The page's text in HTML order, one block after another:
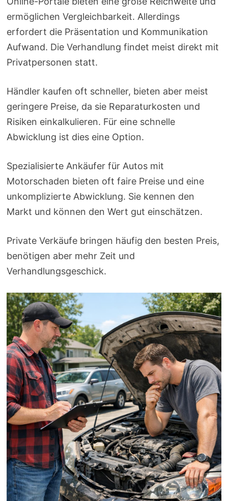
ermöglichen Vergleichbarkeit. Allerdings
erfordert die Präsentation und Kommunikation
Aufwand. Die Verhandlung findet meist direkt mit
Privatpersonen statt.
Händler kaufen oft schneller, bieten aber meist
geringere Preise, da sie Reparaturkosten und
Risiken einkalkulieren. Für eine schnelle
Abwicklung ist dies eine Option.
Spezialisierte Ankäufer für Autos mit
Motorschaden bieten oft faire Preise und eine
unkomplizierte Abwicklung. Sie kennen den
Markt und können den Wert gut einschätzen.
Private Verkäufe bringen häufig den besten Preis,
benötigen aber mehr Zeit und
Verhandlungsgeschick.